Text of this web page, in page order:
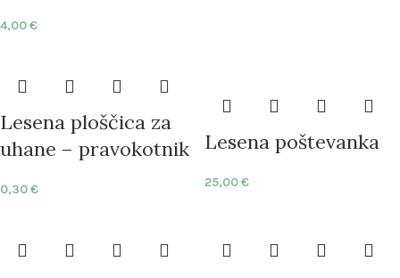
4,00€
Lesena ploščica za
uhane – pravokotnik
0,30€
Lesena poštevanka
25,00€